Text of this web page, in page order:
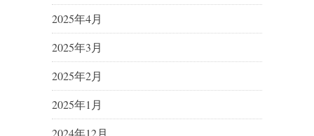
2025年4月
2025年3月
2025年2月
2025年1月
2024年12月